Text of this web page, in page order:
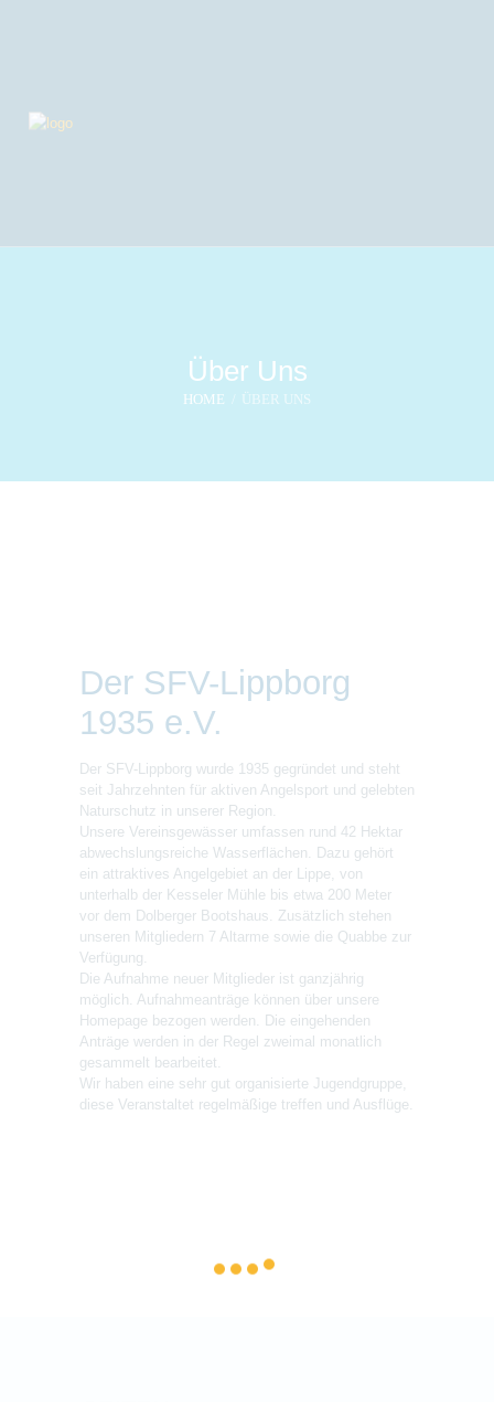
Über Uns
HOME ÜBER UNS
Der SFV-Lippborg
1935 e.V.
Der SFV-Lippborg wurde 1935 gegründet und steht
seit Jahrzehnten für aktiven Angelsport und gelebten
Naturschutz in unserer Region.
Unsere Vereinsgewässer umfassen rund 42 Hektar
abwechslungsreiche Wasserflächen. Dazu gehört
ein attraktives Angelgebiet an der Lippe, von
unterhalb der Kesseler Mühle bis etwa 200 Meter
vor dem Dolberger Bootshaus. Zusätzlich stehen
unseren Mitgliedern 7 Altarme sowie die Quabbe zur
Verfügung.
Die Aufnahme neuer Mitglieder ist ganzjährig
möglich. Aufnahmeanträge können über unsere
Homepage bezogen werden. Die eingehenden
Anträge werden in der Regel zweimal monatlich
gesammelt bearbeitet.
Wir haben eine sehr gut organisierte Jugendgruppe,
diese Veranstaltet regelmäßige treffen und Ausflüge.